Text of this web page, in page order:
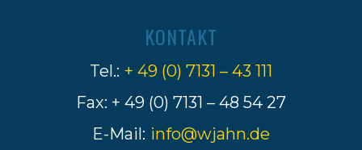
KONTAKT
Tel.: + 49 (0) 7131 – 43 111
Fax: + 49 (0) 7131 – 48 54 27
E-Mail: info@wjahn.de